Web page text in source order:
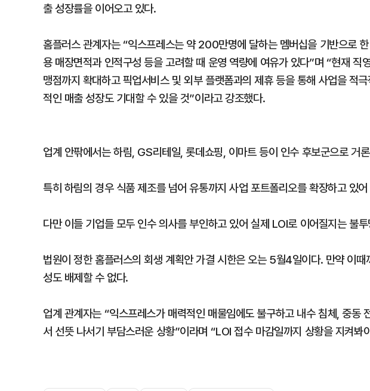
출 성장률을 이어오고 있다.
홈플러스 관계자는 “익스프레스는 약 200만명에 달하는 멤버십을 기반으로
용 매장면적과 인적구성 등을 고려할 때 운영 역량에 여유가 있다”며 “현재 직
맹점까지 확대하고 픽업서비스 및 외부 플랫폼과의 제휴 등을 통해 사업을 적
적인 매출 성장도 기대할 수 있을 것”이라고 강조했다.
업계 안팎에서는 하림, GS리테일, 롯데쇼핑, 이마트 등이 인수 후보군으로 거
특히 하림의 경우 식품 제조를 넘어 유통까지 사업 포트폴리오를 확장하고 있
다만 이들 기업들 모두 인수 의사를 부인하고 있어 실제 LOI로 이어질지는 불
법원이 정한 홈플러스의 회생 계획안 가결 시한은 오는 5월4일이다. 만약 이
성도 배제할 수 없다.
업계 관계자는 “익스프레스가 매력적인 매물임에도 불구하고 내수 침체, 중동
서 선뜻 나서기 부담스러운 상황”이라며 “LOI 접수 마감일까지 상황을 지켜봐